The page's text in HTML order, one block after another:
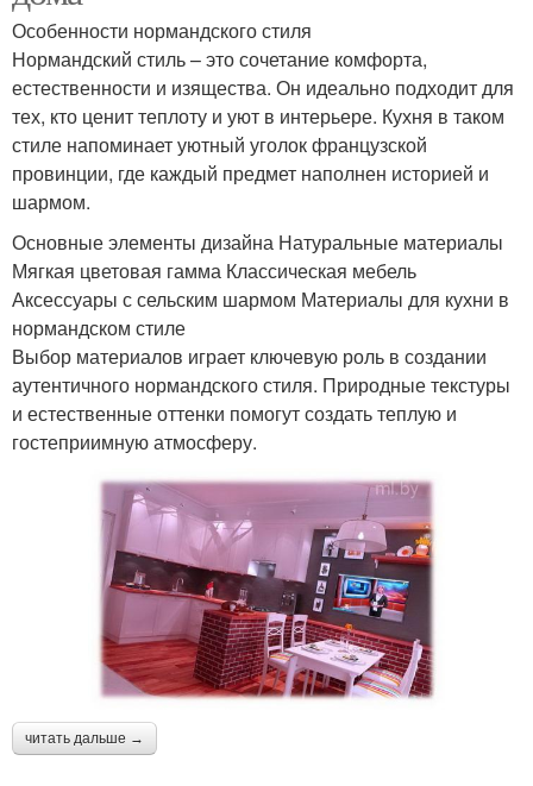
Особенности нормандского стиля
Нормандский стиль – это сочетание комфорта,
естественности и изящества. Он идеально подходит для
тех, кто ценит теплоту и уют в интерьере. Кухня в таком
стиле напоминает уютный уголок французской
провинции, где каждый предмет наполнен историей и
шармом.
Основные элементы дизайна Натуральные материалы
Мягкая цветовая гамма Классическая мебель
Аксессуары с сельским шармом Материалы для кухни в
нормандском стиле
Выбор материалов играет ключевую роль в создании
аутентичного нормандского стиля. Природные текстуры
и естественные оттенки помогут создать теплую и
гостеприимную атмосферу.
читать дальше →